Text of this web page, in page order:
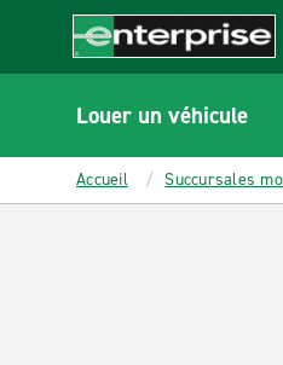
CONTENT
Enterprise
Louer un véhicule
Accueil Succursales